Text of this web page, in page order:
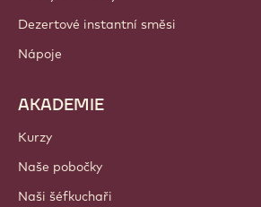
Ingredience s ořechy
Polevy a náplně
Přísady
Dekorace